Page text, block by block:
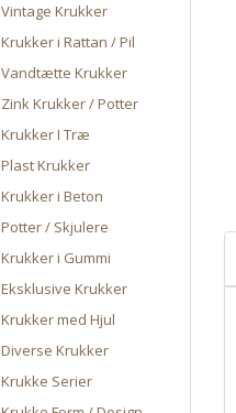
Vintage Krukker
Krukker i Rattan / Pil
Vandtætte Krukker
Zink Krukker / Potter
Krukker I Træ
Plast Krukker
Krukker i Beton
Potter / Skjulere
Krukker i Gummi
Eksklusive Krukker
Krukker med Hjul
Diverse Krukker
Krukke Serier